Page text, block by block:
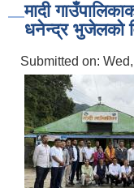
मादी
धनेन्द्र भुजेलको
Submitted on: